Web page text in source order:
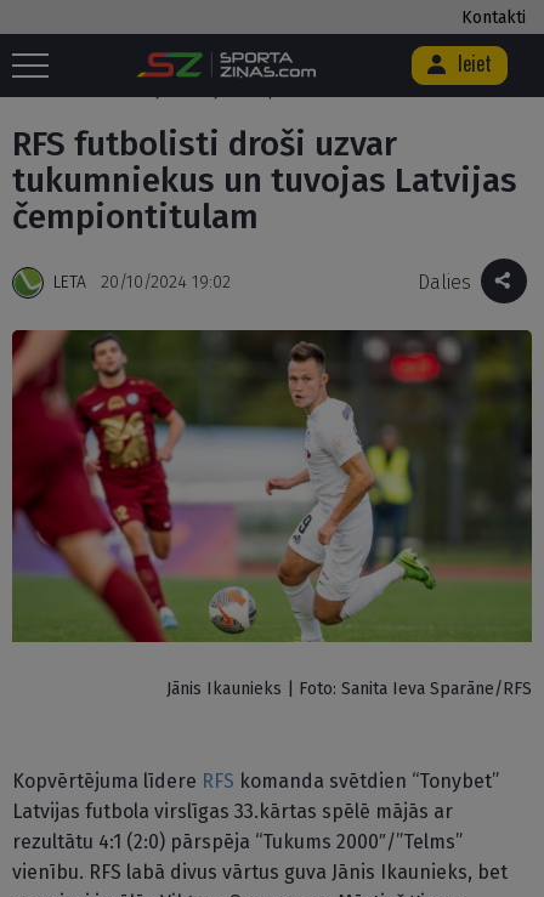
Kontakti
Ieiet
Sākums / Futbola Virslīga /
RFS futbolisti droši uzvar
RFS futbolisti droši uzvar
tukumniekus un tuvojas Latvijas
čempiontitulam
LETA 20/10/2024 19:02 Dalies
Jānis Ikaunieks | Foto: Sanita Ieva Sparāne/RFS
Kopvērtējuma līdere RFS komanda svētdien “Tonybet”
Latvijas futbola virslīgas 33.kārtas spēlē mājās ar
rezultātu 4:1 (2:0) pārspēja “Tukums 2000″/”Telms”
vienību. RFS labā divus vārtus guva Jānis Ikaunieks, bet